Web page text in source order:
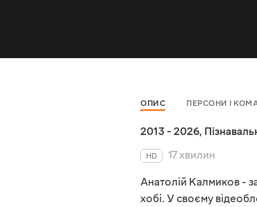
ОПИС ПЕРСОНИ І
2013 - 2026,
HD
17 хвилин
Анатолій Калмиков -
хобі. У своєму